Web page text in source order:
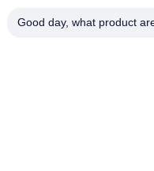
Good day, what product